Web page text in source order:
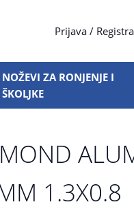
Prijava /
NOŽEVI ZA RONJENJE I
ŠKOLJKE
1.3X0.8